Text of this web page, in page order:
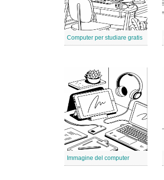
Computer per studiare gratis
Immagine del computer